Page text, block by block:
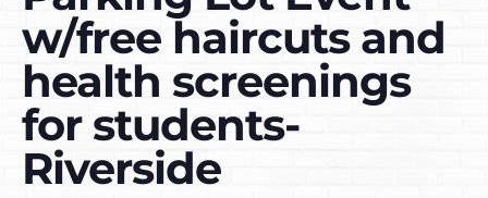
w/free haircuts and
health screenings
for students-
Riverside